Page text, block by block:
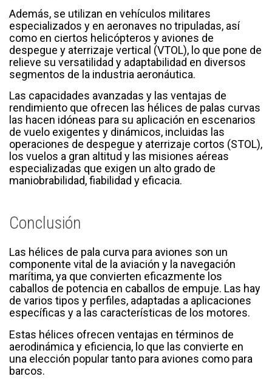
Además, se utilizan en vehículos militares
especializados y en aeronaves no tripuladas, así
como en ciertos helicópteros y aviones de
despegue y aterrizaje vertical (VTOL), lo que pone de
relieve su versatilidad y adaptabilidad en diversos
segmentos de la industria aeronáutica.
Las capacidades avanzadas y las ventajas de
rendimiento que ofrecen las hélices de palas curvas
las hacen idóneas para su aplicación en escenarios
de vuelo exigentes y dinámicos, incluidas las
operaciones de despegue y aterrizaje cortos (STOL),
los vuelos a gran altitud y las misiones aéreas
especializadas que exigen un alto grado de
maniobrabilidad, fiabilidad y eficacia.
Conclusión
Las hélices de pala curva para aviones son un
componente vital de la aviación y la navegación
marítima, ya que convierten eficazmente los
caballos de potencia en caballos de empuje. Las hay
de varios tipos y perfiles, adaptadas a aplicaciones
específicas y a las características de los motores.
Estas hélices ofrecen ventajas en términos de
aerodinámica y eficiencia, lo que las convierte en
una elección popular tanto para aviones como para
barcos.